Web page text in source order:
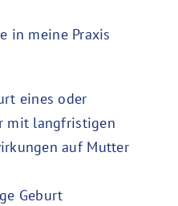
in meine Praxis
eines oder
mit langfristigen
auf Mutter
Geburt